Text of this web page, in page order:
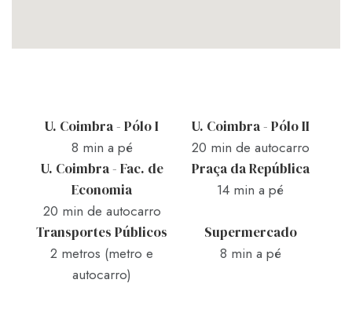
U. Coimbra - Pólo I
8 min a pé
U. Coimbra - Pólo II
20 min de autocarro
U. Coimbra - Fac. de
Economia
20 min de autocarro
Praça da República
14 min a pé
Transportes Públicos
2 metros (metro e
autocarro)
Supermercado
8 min a pé